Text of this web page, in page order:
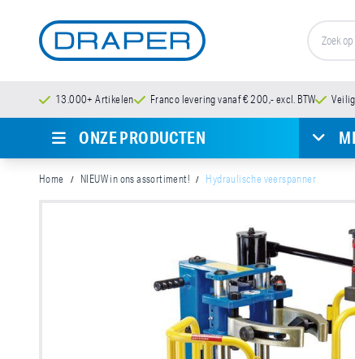
13.000+ Artikelen Franco levering vanaf € 200,- excl. BTW
ONZE PRODUCTEN
Home NIEUW in ons assortiment! Hydraulische veerspanner